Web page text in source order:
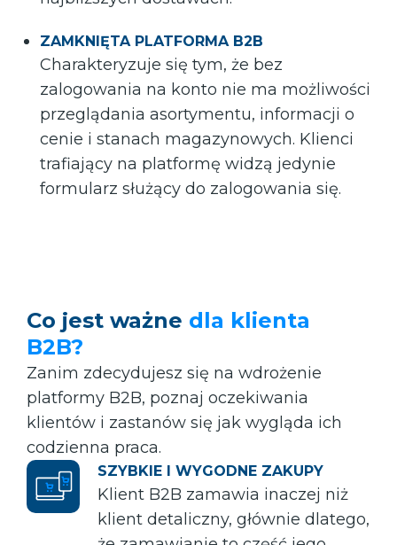
ZAMKNIĘTA PLATFORMA B2B
Charakteryzuje się tym, że bez
zalogowania na konto nie ma możliwości
przeglądania asortymentu, informacji o
cenie i stanach magazynowych. Klienci
trafiający na platformę widzą jedynie
formularz służący do zalogowania się.
Co jest ważne dla klienta
B2B?
Zanim zdecydujesz się na wdrożenie
platformy B2B, poznaj oczekiwania
klientów i zastanów się jak wygląda ich
codzienna praca.
SZYBKIE I WYGODNE ZAKUPY
Klient B2B zamawia inaczej niż
klient detaliczny, głównie dlatego,